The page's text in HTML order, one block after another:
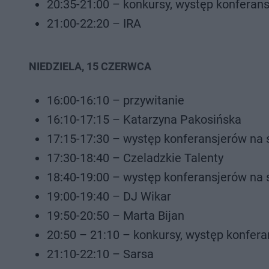
20:35-21:00 – konkursy, występ
21:00-22:20 – IRA
NIEDZIELA, 15 CZERWCA
16:00-16:10 – przywitanie
16:10-17:15 – Katarzyna Pakosińska
17:15-17:30 – występ konferansjerów na
17:30-18:40 – Czeladzkie Talenty
18:40-19:00 – występ konferansjerów na
19:00-19:40 – DJ Wikar
19:50-20:50 – Marta Bijan
20:50 – 21:10 – konkursy, występ
21:10-22:10 – Sarsa